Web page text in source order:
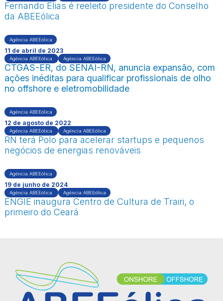
Fernando Elias é reeleito presidente do Conselho
da ABEEólica
Agência ABEEólica
11 de abril de 2023
Agência ABEEólica Agência ABEEólica
CTGAS-ER, do SENAI-RN, anuncia expansão, com
ações inéditas para qualificar profissionais de olho
no offshore e eletromobilidade
Agência ABEEólica
12 de agosto de 2022
Agência ABEEólica Agência ABEEólica
RN terá Polo para acelerar startups e pequenos
negócios de energias renováveis
Agência ABEEólica
19 de junho de 2024
Agência ABEEólica Agência ABEEólica
ENGIE inaugura Centro de Cultura de Trairi, o
primeiro do Ceará